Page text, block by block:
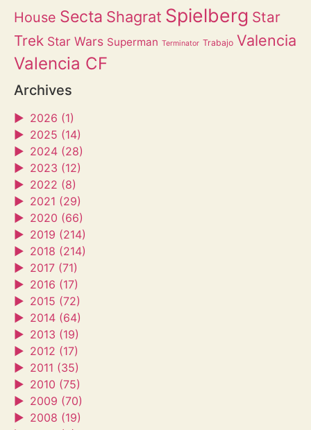
House Secta Shagrat Spielberg Star
Trek Star Wars Superman Terminator Trabajo Valencia
Valencia CF
Archives
► 2026 (1)
► 2025 (14)
► 2024 (28)
► 2023 (12)
► 2022 (8)
► 2021 (29)
► 2020 (66)
► 2019 (214)
► 2018 (214)
► 2017 (71)
► 2016 (17)
► 2015 (72)
► 2014 (64)
► 2013 (19)
► 2012 (17)
► 2011 (35)
► 2010 (75)
► 2009 (70)
► 2008 (19)